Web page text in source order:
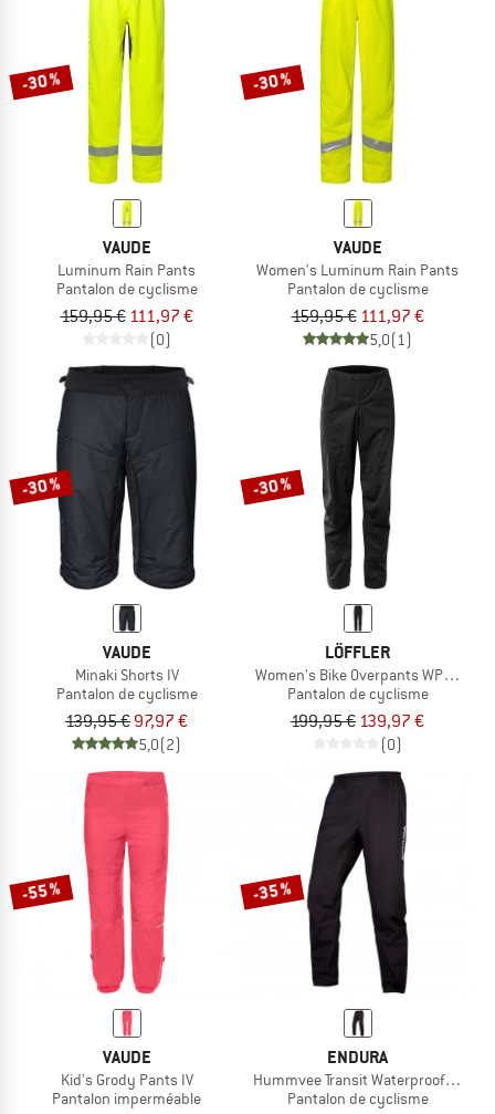
-30 %
VAUDE
Luminum Rain Pants
Pantalon de cyclisme
159,95 € 111,97 €
(0)
-30 %
VAUDE
Women's Luminum Rain Pants
Pantalon de cyclisme
159,95 € 111,97 €
5,0(1)
-30 %
VAUDE
Minaki Shorts IV
Pantalon de cyclisme
139,95 € 97,97 €
5,0(2)
-30 %
LÖFFLER
Women's Bike Overpants WPM
Pantalon de cyclisme
199,95 € 139,97 €
(0)
-55 %
VAUDE
Kid's Grody Pants IV
Pantalon imperméable
-35 %
ENDURA
Hummvee Transit Waterproof
Pantalon de cyclisme